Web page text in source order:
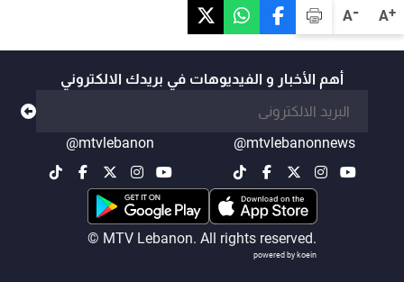
A+
A-
أهم الأخبار و الفيديوهات في بريدك الالكتروني
@mtvlebanonnews
@mtvlebanon
© MTV Lebanon. All rights reserved.
powered by koein